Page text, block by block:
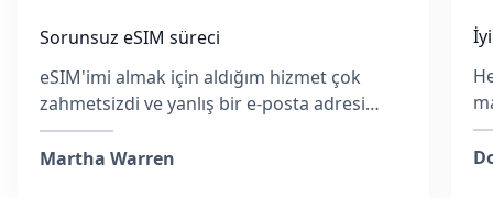
Sorunsuz eSIM süreci
eSIM'imi almak için aldığım hizmet çok
zahmetsizdi ve yanlış bir e-posta adresi
girmiş olsam da, ekip hızlıca yanıt verdi ve
her adımda yardımcı oldu.
Martha Warren